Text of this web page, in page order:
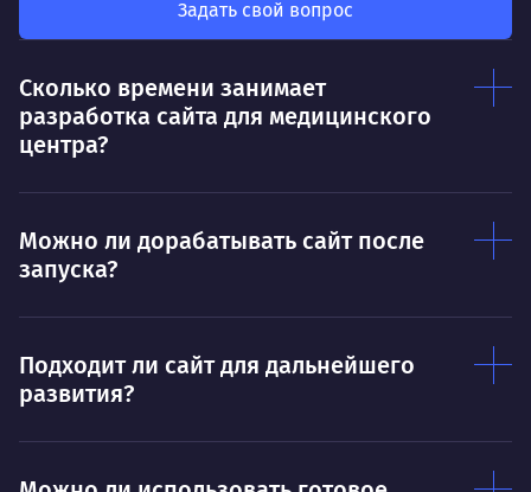
был больше, чем сумма результатов
Нравится
Дышать. Без этого совсем не могу.
Умею
Договариваться.
сказано.
О
Задать свой вопрос
Сколько времени занимает
разработка сайта для медицинского
центра?
Можно ли дорабатывать сайт после
запуска?
Подходит ли сайт для дальнейшего
развития?